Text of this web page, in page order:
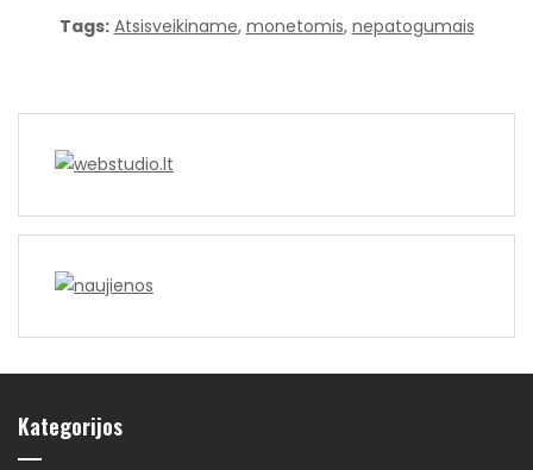
Tags: Atsisveikiname, monetomis, nepatogumais
Kategorijos